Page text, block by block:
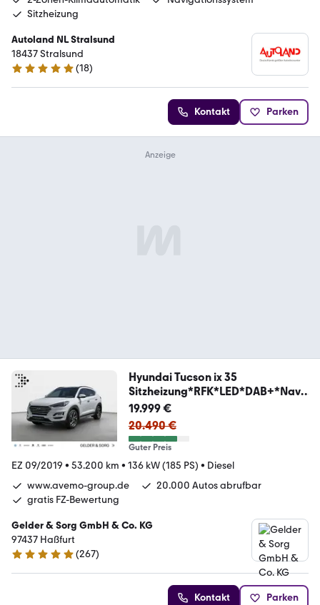
Sitzheizung
Autoland NL Stralsund
18437 Stralsund
4.9 Sterne
(18)
Kontakt Parken
Hyundai Tucson ix 35
Sitzheizung*RFK*LED*DAB+*Navi
gation
19.999 €
20.490 €
Guter Preis
EZ 09/2019 • 53.200 km • 136 kW (185 PS) • Diesel
www.avemo-group.de
20.000 Autos abrufbar
gratis FZ-Bewertung
Gelder & Sorg GmbH & Co. KG
97437 Haßfurt
4.9 Sterne
(267)
Kontakt Parken